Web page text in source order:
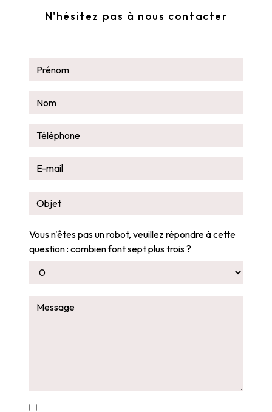
N'hésitez pas à nous contacter
Vous n'êtes pas un robot, veuillez répondre à cette
question : combien font sept plus trois ?